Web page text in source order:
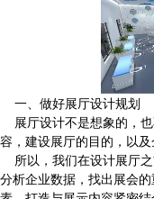
一、做好展厅设计规划
展厅设计不是想象的，
容，建设展厅的目的，以及
所以，我们在设计展厅
分析企业数据，找出展会